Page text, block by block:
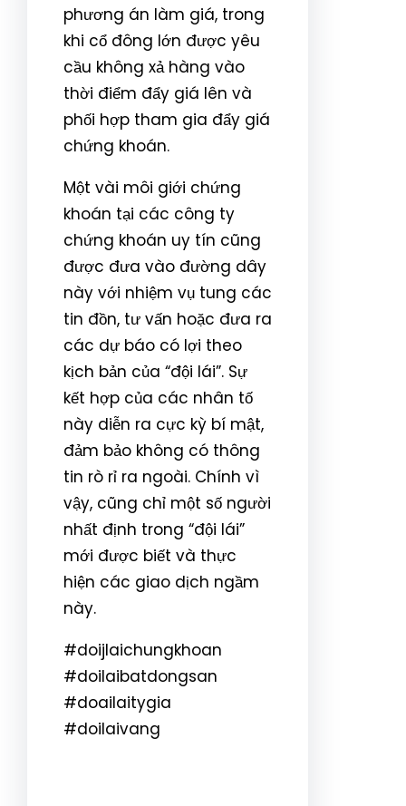
phương án làm giá, trong
khi cổ đông lớn được yêu
cầu không xả hàng vào
thời điểm đẩy giá lên và
phối hợp tham gia đẩy giá
chứng khoán.
Một vài môi giới chứng
khoán tại các công ty
chứng khoán uy tín cũng
được đưa vào đường dây
này với nhiệm vụ tung các
tin đồn, tư vấn hoặc đưa ra
các dự báo có lợi theo
kịch bản của “đội lái”. Sự
kết hợp của các nhân tố
này diễn ra cực kỳ bí mật,
đảm bảo không có thông
tin rò rỉ ra ngoài. Chính vì
vậy, cũng chỉ một số người
nhất định trong “đội lái”
mới được biết và thực
hiện các giao dịch ngầm
này.
#doijlaichungkhoan
#doilaibatdongsan
#doailaitygia
#doilaivang